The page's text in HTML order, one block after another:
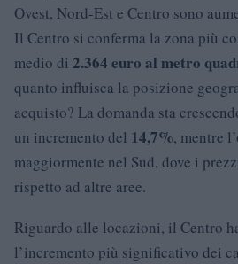
Ovest, Nord-Est e Centro sono
Il Centro si conferma la zona più
medio di 2.364 euro al metro
quanto influisca la posizione
acquisto? La domanda sta
un incremento del 14,7%, mentre
maggiormente nel Sud, dove i
rispetto ad altre aree.
Riguardo alle locazioni, il Centro
l’incremento più significativo dei